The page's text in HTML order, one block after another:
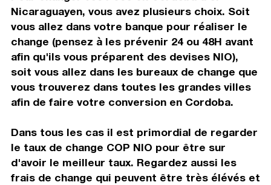
Nicaraguayen, vous avez plusieurs choix. Soit
vous allez dans votre banque pour réaliser le
change (pensez à les prévenir 24 ou 48H avant
afin qu'ils vous préparent des devises NIO),
soit vous allez dans les bureaux de change que
vous trouverez dans toutes les grandes villes
afin de faire votre conversion en Cordoba.
Dans tous les cas il est primordial de regarder
le taux de change COP NIO pour être sur
d'avoir le meilleur taux. Regardez aussi les
frais de change qui peuvent être très élévés et